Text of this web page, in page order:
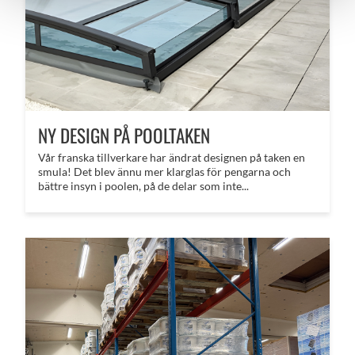
NY DESIGN PÅ POOLTAKEN
Vår franska tillverkare har ändrat designen på taken en
smula! Det blev ännu mer klarglas för pengarna och
bättre insyn i poolen, på de delar som inte...